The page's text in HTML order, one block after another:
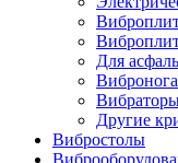
Для
Вибронога
Другие
Вибростолы